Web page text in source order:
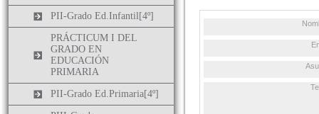
PII-Grado Ed.Infantil[4º]
PRÁCTICUM I DEL
GRADO EN
EDUCACIÓN
PRIMARIA
PII-Grado Ed.Primaria[4º]